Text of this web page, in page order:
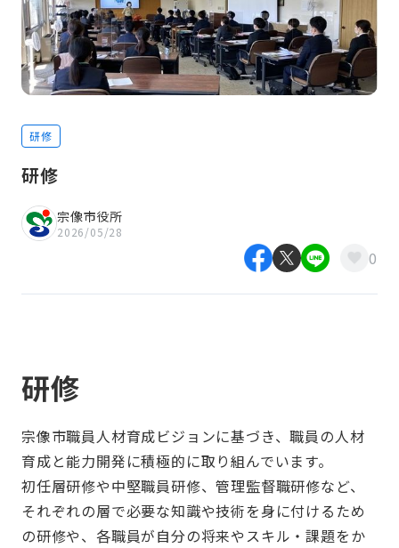
研修
研修
宗像市役所
2026/05/28
0
研修
宗像市職員人材育成ビジョンに基づき、職員の人材
育成と能力開発に積極的に取り組んでいます。
初任層研修や中堅職員研修、管理監督職研修など、
それぞれの層で必要な知識や技術を身に付けるため
の研修や、各職員が自分の将来やスキル・課題をか